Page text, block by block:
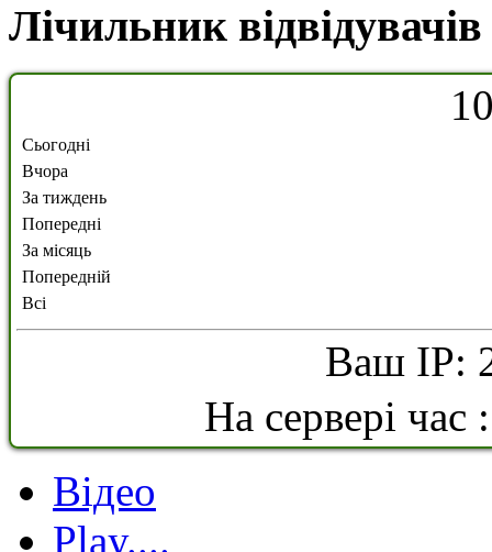
Лічильник відвідувачів
1
Сьогодні
Вчора
За тиждень
Попередні
За місяць
Попередній
Всі
Ваш IP:
На сервері
Відео
Play....